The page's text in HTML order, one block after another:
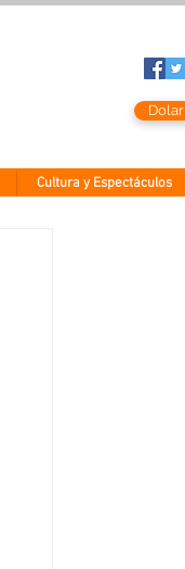
Dolar
Cultura y Espectáculos